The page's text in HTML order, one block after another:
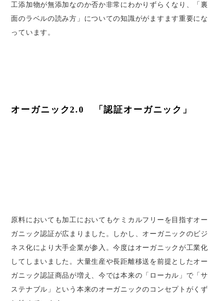
工添加物が無添加なのか否か非常にわかりずらくなり、「裏
面のラベルの読み方」についての知識ががますます重要にな
っています。
オーガニック2.0　「認証オーガニック」
原料においても加工においてもケミカルフリーを目指すオー
ガニック認証が広まりました。しかし、オーガニックのビジ
ネス化により大手企業が参入。今度はオーガニックが工業化
してしまいました。大量生産や長距離移送を前提としたオー
ガニック認証商品が増え、今では本来の「ローカル」で「サ
ステナブル」という本来のオーガニックのコンセプトがくず